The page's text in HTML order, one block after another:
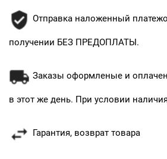
Отправка наложенный
получении БЕЗ ПРЕДОПЛАТЫ.
Заказы оформленые и
в этот же день. При условии
Гарантия, возврат товара